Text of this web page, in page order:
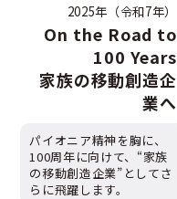
2025年（令和7年）
On the Road to
100 Years
家族の移動創造企
業へ
パイオニア精神を胸に、
100周年に向けて、“家族
の移動創造企業”としてさ
らに飛躍します。